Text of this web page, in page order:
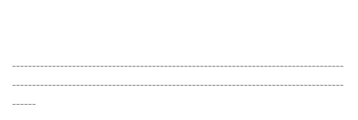
-----------------------------------------------------------------------------------
-----------------------------------------------------------------------------------
------